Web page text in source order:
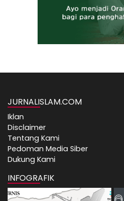
JURNALISLAM.COM
Iklan
Disclaimer
Tentang Kami
Pedoman Media Siber
Dukung Kami
INFOGRAFIK